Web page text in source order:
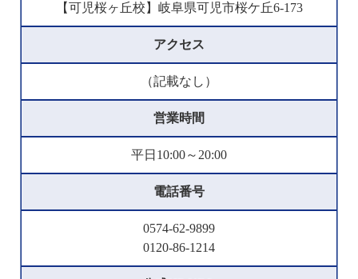
【可児桜ヶ丘校】岐阜県可児市桜ケ丘6-173
アクセス
（記載なし）
営業時間
平日10:00～20:00
電話番号
0574-62-9899
0120-86-1214